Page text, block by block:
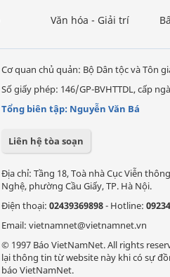
Văn hóa - Giải trí
Cơ quan chủ quản: Bộ Dân tộc và Tôn
Số giấy phép: 146/GP-BVHTTDL, cấp
Tổng biên tập: Nguyễn Văn Bá
Liên hệ tòa soạn
Địa chỉ: Tầng 18, Toà nhà Cục Viễn
Nghệ, phường Cầu Giấy, TP. Hà Nội.
Điện thoại: 02439369898- Hotline:
Email: vietnamnet@vietnamnet.vn
© 1997 Báo VietNamNet. All rights
lại thông tin từ website này khi có sự
báo VietNamNet.